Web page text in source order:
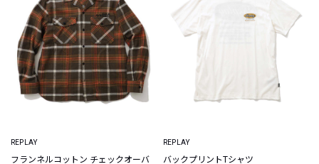
REPLAY
フランネルコットン チェックオーバ
REPLAY
バックプリントTシャツ